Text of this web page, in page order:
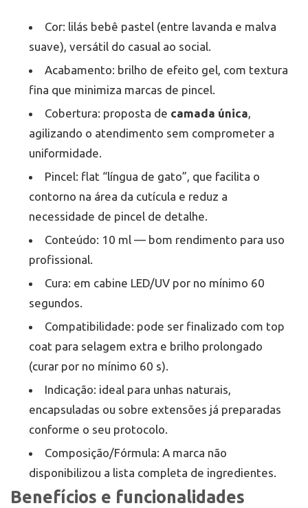
Cor: lilás bebê pastel (entre lavanda e malva
suave), versátil do casual ao social.
Acabamento: brilho de efeito gel, com textura
fina que minimiza marcas de pincel.
Cobertura: proposta de camada única,
agilizando o atendimento sem comprometer a
uniformidade.
Pincel: flat “língua de gato”, que facilita o
contorno na área da cutícula e reduz a
necessidade de pincel de detalhe.
Conteúdo: 10 ml — bom rendimento para uso
profissional.
Cura: em cabine LED/UV por no mínimo 60
segundos.
Compatibilidade: pode ser finalizado com top
coat para selagem extra e brilho prolongado
(curar por no mínimo 60 s).
Indicação: ideal para unhas naturais,
encapsuladas ou sobre extensões já preparadas
conforme o seu protocolo.
Composição/Fórmula: A marca não
disponibilizou a lista completa de ingredientes.
Benefícios e funcionalidades